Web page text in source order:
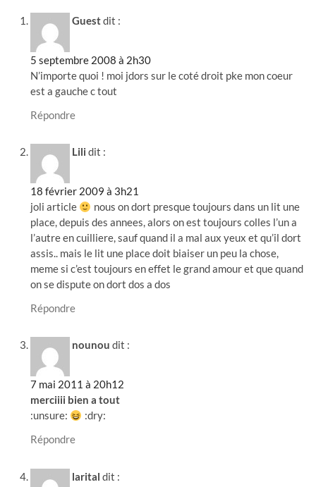
Guestdit :
5 septembre 2008 à 2h30
N’importe quoi ! moi jdors sur le coté droit pke mon coeur
est a gauche c tout
Répondre
Lili dit :
18 février 2009 à 3h21
joli article
nous on dort presque toujours dans un lit une
place, depuis des annees, alors on est toujours colles l’un a
l’autre en cuilliere, sauf quand il a mal aux yeux et qu’il dort
assis.. mais le lit une place doit biaiser un peu la chose,
meme si c’est toujours en effet le grand amour et que quand
on se dispute on dort dos a dos
Répondre
nounou dit :
7 mai 2011 à 20h12
merciiii bien a tout
:unsure:
:dry:
Répondre
larital dit :